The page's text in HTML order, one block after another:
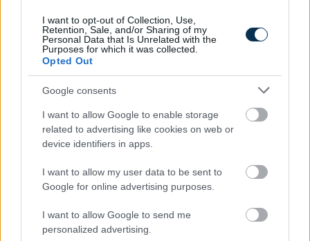
I want to opt-out of Collection, Use,
Retention, Sale, and/or Sharing of my
Personal Data that Is Unrelated with the
Purposes for which it was collected.
Opted Out
Google consents
I want to allow Google to enable storage
related to advertising like cookies on web or
device identifiers in apps.
I want to allow my user data to be sent to
Google for online advertising purposes.
I want to allow Google to send me
personalized advertising.
Gyorshajtás büntetés 2024-ben
KISZÁMOLOM!